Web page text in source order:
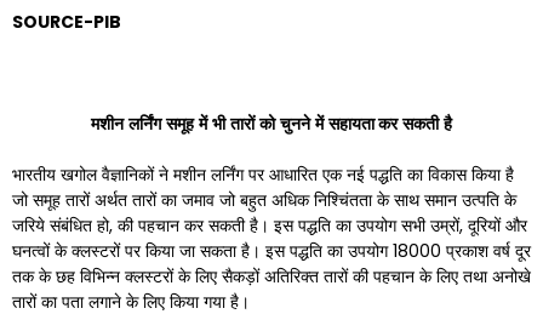
SOURCE-PIB
मशीन लर्निंग समूह में भी तारों को चुनने में सहायताकर सकती है
भारतीय खगोल वैज्ञानिकों ने मशीन लर्निंग पर आधारित एक नई पद्धति का विकास किया है
जो समूह तारों अर्थत तारों का जमाव जो बहुत अधिक निश्चिंतता के साथ समान उत्पति के
जरिये संबंधित हो, की पहचान कर सकती है। इस पद्धति का उपयोग सभी उम्रों, दूरियों और
घनत्वों के क्लस्टरों पर किया जा सकता है। इस पद्धति का उपयोग 18000 प्रकाश वर्ष दूर
तक के छह विभिन्न क्लस्टरों के लिए सैकड़ों अतिरिक्त तारों की पहचान के लिए तथा अनोखे
तारों का पता लगाने के लिए किया गया है।